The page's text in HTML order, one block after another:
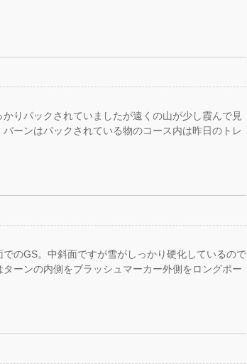
りパックされていましたが遠くの山が少し霞んで見
ーンはパックされている物のコース内は昨日のトレ
のGS。中斜面ですが雪がしっかり硬化しているので
ーンの内側をブラッシュマーカー外側をロングポー